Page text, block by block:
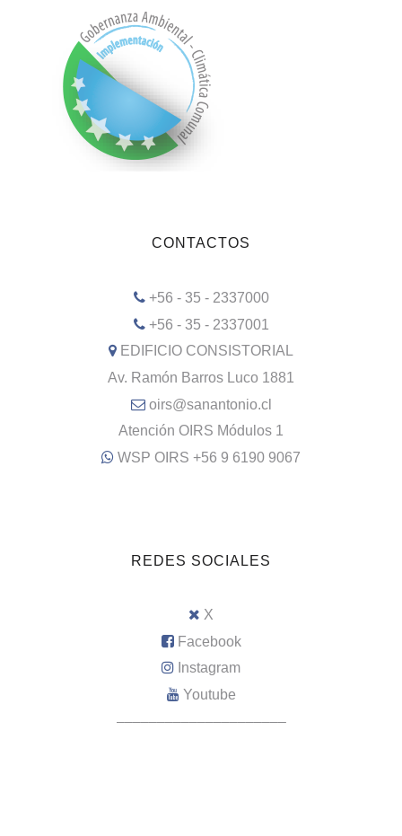
CONTACTOS
+56 - 35 - 2337000
+56 - 35 - 2337001
EDIFICIO CONSISTORIAL
Av. Ramón Barros Luco 1881
oirs@sanantonio.cl
Atención OIRS Módulos 1
WSP OIRS +56 9 6190 9067
REDES SOCIALES
X
Facebook
Instagram
Youtube
–––––––––––––––––––––